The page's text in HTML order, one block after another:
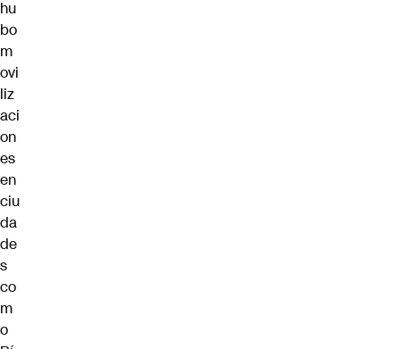
hu
bo
m
ovi
liz
aci
on
es
en
ciu
da
de
s
co
m
o